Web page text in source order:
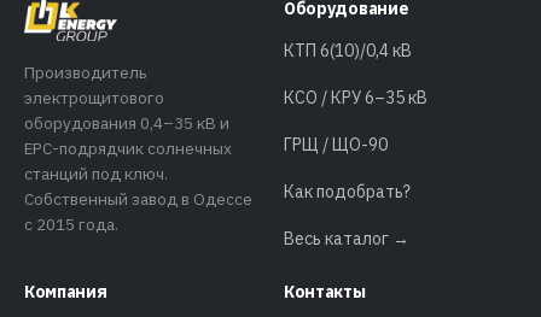
Производитель
электрощитового
оборудования 0,4–35 кВ и
EPC-подрядчик солнечных
станций под ключ.
Собственный завод в Одессе
с 2015 года.
Оборудование
КТП 6(10)/0,4 кВ
КСО / КРУ 6–35 кВ
ГРЩ / ЩО-90
Как подобрать?
Весь каталог →
Компания
Контакты